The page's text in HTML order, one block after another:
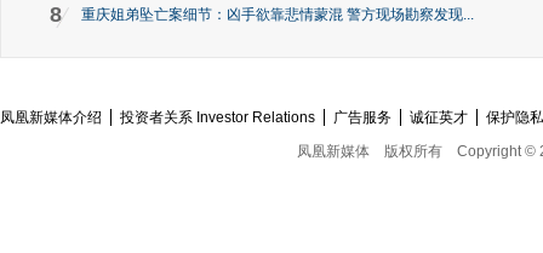
8 重庆姐弟坠亡案细节：凶手欲靠悲情蒙混 警方现场勘察发现...
凤凰新媒体介绍 投资者关系 Investor Relations 广告服务 诚征英才
保护隐
凤凰新媒体
版权所有 Copyright ©